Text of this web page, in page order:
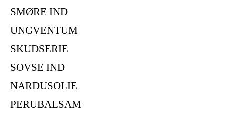
SMØRE IND
UNGVENTUM
SKUDSERIE
SOVSE IND
NARDUSOLIE
PERUBALSAM